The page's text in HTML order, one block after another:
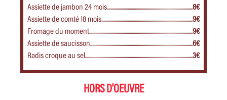
Assiette de jambon 24 mois
8€
Assiette de comté 18 mois
9€
Fromage du moment
9€
Assiette de saucisson
6€
Radis croque au sel
3€
HORS D'OEUVRE